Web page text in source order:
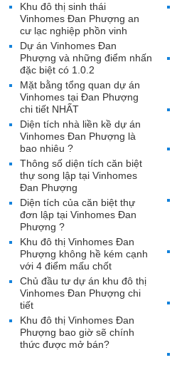
Khu đô thị sinh thái
Vinhomes Đan Phượng an
cư lạc nghiệp phồn vinh
Dự án Vinhomes Đan
Phượng và những điểm nhấn
đặc biệt có 1.0.2
Mặt bằng tổng quan dự án
Vinhomes tại Đan Phượng
chi tiết NHẤT
Diện tích nhà liền kề dự án
Vinhomes Đan Phượng là
bao nhiêu ?
Thông số diện tích căn biệt
thự song lập tại Vinhomes
Đan Phượng
Diện tích của căn biệt thự
đơn lập tại Vinhomes Đan
Phượng ?
Khu đô thị Vinhomes Đan
Phượng không hề kém cạnh
với 4 điểm mấu chốt
Chủ đầu tư dự án khu đô thị
Vinhomes Đan Phượng chi
tiết
Khu đô thị Vinhomes Đan
Phượng bao giờ sẽ chính
thức được mở bán?